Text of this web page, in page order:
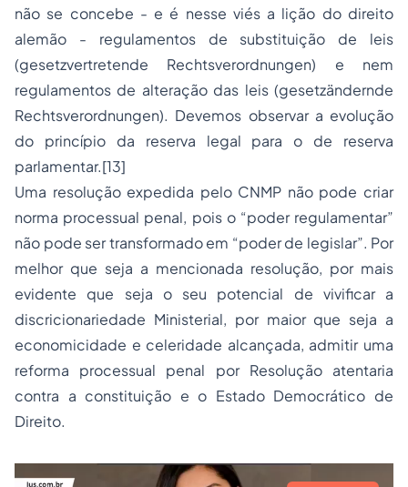
não se concebe - e é nesse viés a lição do direito
alemão - regulamentos de substituição de leis
(gesetzvertretende Rechtsverordnungen) e nem
regulamentos de alteração das leis (gesetzändernde
Rechtsverordnungen). Devemos observar a evolução
do princípio da reserva legal para o de reserva
parlamentar.[13]
Uma resolução expedida pelo CNMP não pode criar
norma processual penal, pois o “poder regulamentar”
não pode ser transformado em “poder de legislar”. Por
melhor que seja a mencionada resolução, por mais
evidente que seja o seu potencial de vivificar a
discricionariedade Ministerial, por maior que seja a
economicidade e celeridade alcançada, admitir uma
reforma processual penal por Resolução atentaria
contra a constituição e o Estado Democrático de
Direito.